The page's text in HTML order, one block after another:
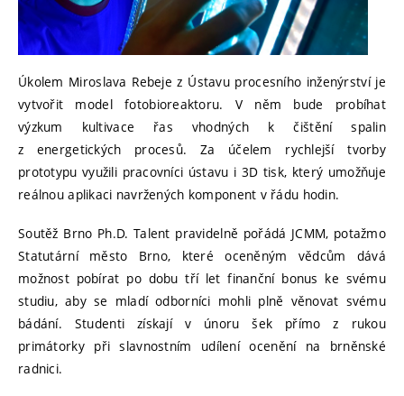
Úkolem Miroslava Rebeje z Ústavu procesního inženýrství je
vytvořit model fotobioreaktoru. V něm bude probíhat
výzkum kultivace řas vhodných k čištění spalin
z energetických procesů. Za účelem rychlejší tvorby
prototypu využili pracovníci ústavu i 3D tisk, který umožňuje
reálnou aplikaci navržených komponent v řádu hodin.
Soutěž Brno Ph.D. Talent pravidelně pořádá JCMM, potažmo
Statutární město Brno, které oceněným vědcům dává
možnost pobírat po dobu tří let finanční bonus ke svému
studiu, aby se mladí odborníci mohli plně věnovat svému
bádání. Studenti získají v únoru šek přímo z rukou
primátorky při slavnostním udílení ocenění na brněnské
radnici.